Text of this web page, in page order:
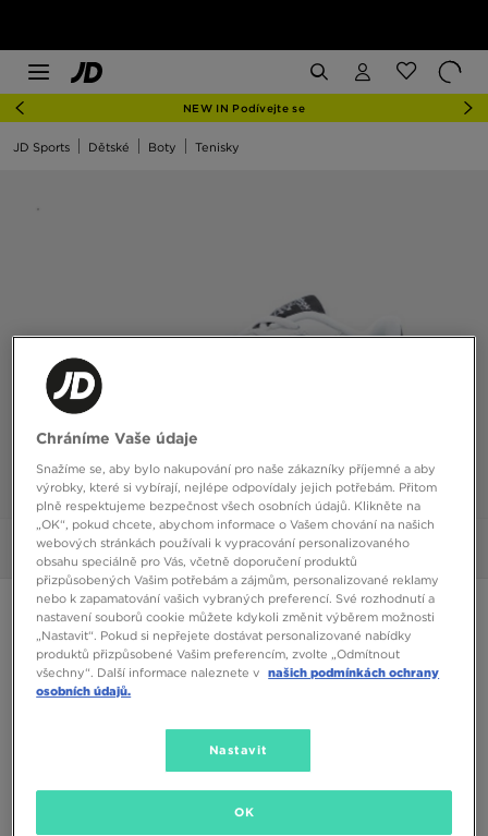
NEW IN Podívejte se
JD Sports Dětské Boty Tenisky
Obrázky 360°
ONLY AT JD
REEBOK CLASSIC LEATHER
550 Kč
Chráníme Vaše údaje
Snažíme se, aby bylo nakupování pro naše zákazníky příjemné a aby
výrobky, které si vybírají, nejlépe odpovídaly jejich potřebám. Přitom
plně respektujeme bezpečnost všech osobních údajů. Klikněte na
„OK“, pokud chcete, abychom informace o Vašem chování na našich
webových stránkách používali k vypracování personalizovaného
obsahu speciálně pro Vás, včetně doporučení produktů
přizpůsobených Vašim potřebám a zájmům, personalizované reklamy
nebo k zapamatování vašich vybraných preferencí. Své rozhodnutí a
nastavení souborů cookie můžete kdykoli změnit výběrem možnosti
„Nastavit“. Pokud si nepřejete dostávat personalizované nabídky
produktů přizpůsobené Vašim preferencím, zvolte „Odmítnout
všechny“. Další informace naleznete v našich podmínkách ochrany
osobních údajů.
Nastavit
OK